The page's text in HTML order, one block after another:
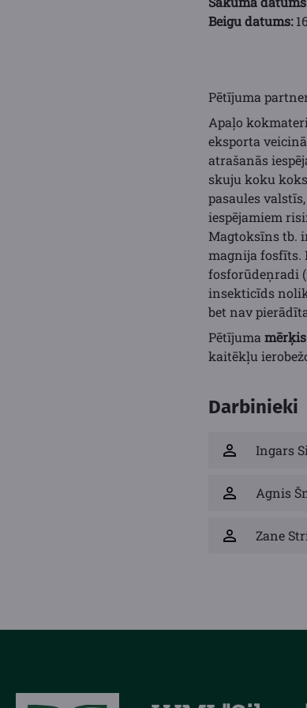
Beigu datums:
Pētījuma
Apaļo
eksporta
atrašanās
skuju koku
pasaules
iespējamiem
Magtoksīns tb.
magnija fosfīts.
fosforūdeņradi
insekticīds
bet nav
Pētījuma mērķis
kaitēkļu
Darbinieki
Ingars
Agnis
Zane